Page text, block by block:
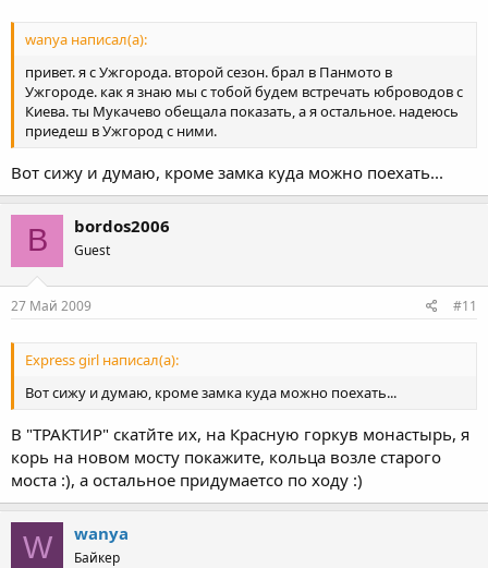
wanya написал(а):
привет. я с Ужгорода. второй сезон. брал в Панмото в
Ужгороде. как я знаю мы с тобой будем встречать юброводов с
Киева. ты Мукачево обещала показать, а я остальное. надеюсь
приедеш в Ужгород с ними.
Вот сижу и думаю, кроме замка куда можно поехать...
B bordos2006
Guest
27 Май 2009 #11
Express girl написал(а):
Вот сижу и думаю, кроме замка куда можно поехать...
В "ТРАКТИР" скатйте их, на Красную горкув монастырь, я
корь на новом мосту покажите, кольца возле старого
моста :), а остальное придумаетсо по ходу :)
W wanya
Байкер